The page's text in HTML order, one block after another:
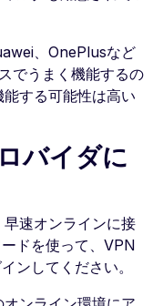
、OnePlusなど
でうまく機能するの
する可能性は高い
バイダに
速オンラインに接
ドを使って、VPN
ンしてください。